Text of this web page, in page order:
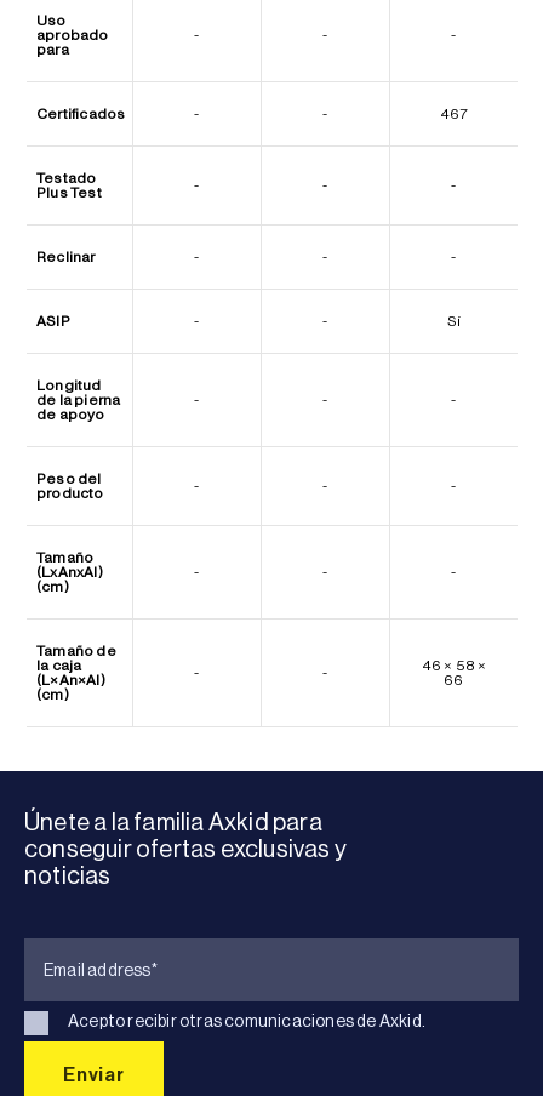
Uso
aprobado
para
- - -
Certificados - - 467
Testado
Plus Test
- - -
Reclinar - - -
ASIP - - Sí
Longitud
de la pierna
de apoyo
- - -
Peso del
producto
- - -
Tamaño
(LxAnxAl)
(cm)
- - -
Tamaño de
la caja
(L×An×Al)
(cm)
- -
46 × 58 ×
66
Únete a la familia Axkid para
conseguir ofertas exclusivas y
noticias
Acepto recibir otras comunicaciones de Axkid.